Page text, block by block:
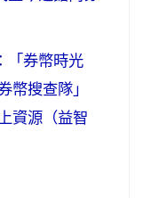
「券幣時光
搜查隊」
資源（益智